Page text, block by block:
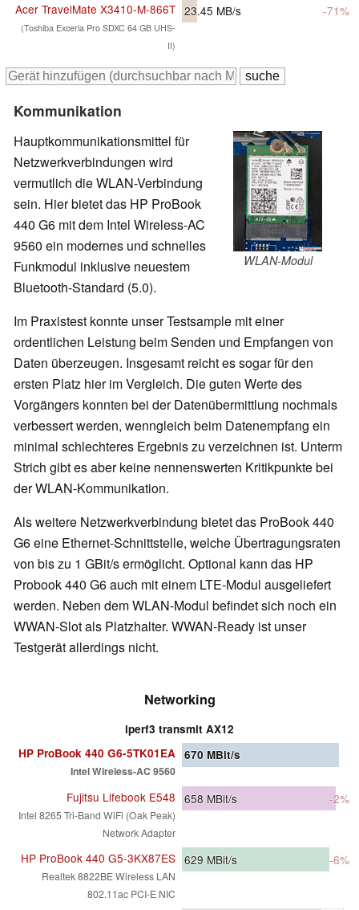
Acer TravelMate X3410-M-866T
(Toshiba Exceria Pro SDXC 64 GB UHS-
II)
23.45 MB/s -71%
Kommunikation
WLAN-Modul
Hauptkommunikationsmittel für
Netzwerkverbindungen wird
vermutlich die WLAN-Verbindung
sein. Hier bietet das HP ProBook
440 G6 mit dem Intel Wireless-AC
9560 ein modernes und schnelles
Funkmodul inklusive neuestem
Bluetooth-Standard (5.0).
Im Praxistest konnte unser Testsample mit einer
ordentlichen Leistung beim Senden und Empfangen von
Daten überzeugen. Insgesamt reicht es sogar für den
ersten Platz hier im Vergleich. Die guten Werte des
Vorgängers konnten bei der Datenübermittlung nochmals
verbessert werden, wenngleich beim Datenempfang ein
minimal schlechteres Ergebnis zu verzeichnen ist. Unterm
Strich gibt es aber keine nennenswerten Kritikpunkte bei
der WLAN-Kommunikation.
Als weitere Netzwerkverbindung bietet das ProBook 440
G6 eine Ethernet-Schnittstelle, welche Übertragungsraten
von bis zu 1 GBit/s ermöglicht. Optional kann das HP
Probook 440 G6 auch mit einem LTE-Modul ausgeliefert
werden. Neben dem WLAN-Modul befindet sich noch ein
WWAN-Slot als Platzhalter. WWAN-Ready ist unser
Testgerät allerdings nicht.
Networking
iperf3 transmit AX12
HP ProBook 440 G6-5TK01EA
Intel Wireless-AC 9560
670 MBit/s
Fujitsu Lifebook E548
Intel 8265 Tri-Band WiFi (Oak Peak)
Network Adapter
658 MBit/s -2%
HP ProBook 440 G5-3KX87ES
Realtek 8822BE Wireless LAN
802.11ac PCI-E NIC
629 MBit/s -6%